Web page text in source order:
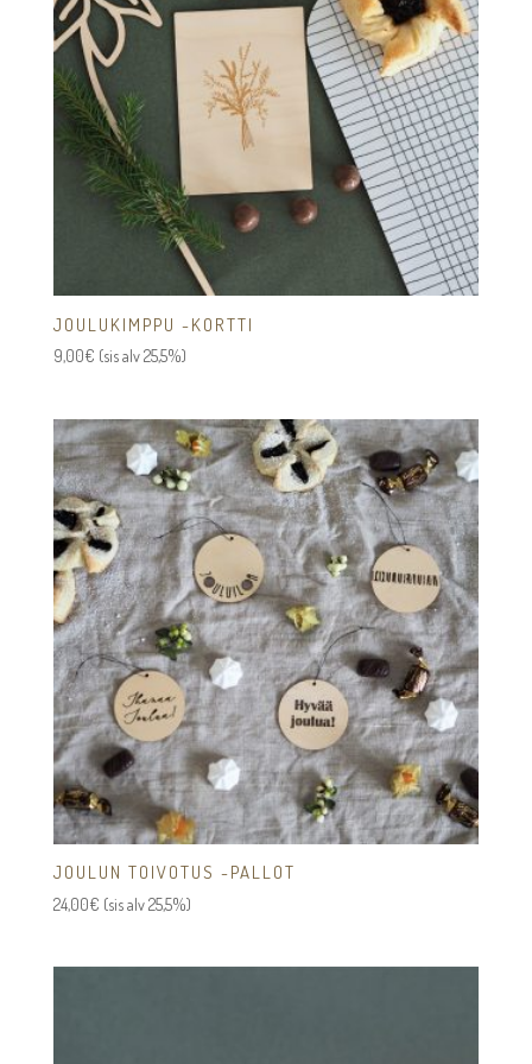
JOULUKIMPPU -KORTTI
9,00€ (sis alv 25,5%)
JOULUN TOIVOTUS -PALLOT
24,00€ (sis alv 25,5%)